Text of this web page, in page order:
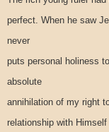
perfect. When he saw
never
puts personal holiness
absolute
annihilation of my right
relationship with